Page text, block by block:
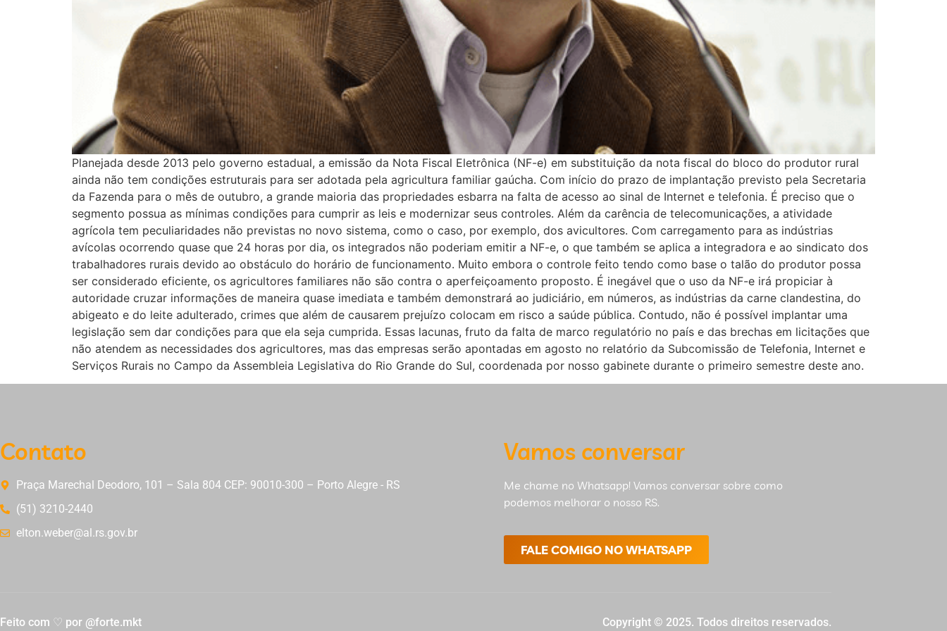
Planejada desde 2013 pelo governo estadual, a emissão da Nota Fiscal Eletrônica (NF-e) em substituição da nota fiscal do bloco do produtor rural
ainda não tem condições estruturais para ser adotada pela agricultura familiar gaúcha. Com início do prazo de implantação previsto pela Secretaria
da Fazenda para o mês de outubro, a grande maioria das propriedades esbarra na falta de acesso ao sinal de Internet e telefonia. É preciso que o
segmento possua as mínimas condições para cumprir as leis e modernizar seus controles. Além da carência de telecomunicações, a atividade
agrícola tem peculiaridades não previstas no novo sistema, como o caso, por exemplo, dos avicultores. Com carregamento para as indústrias
avícolas ocorrendo quase que 24 horas por dia, os integrados não poderiam emitir a NF-e, o que também se aplica a integradora e ao sindicato dos
trabalhadores rurais devido ao obstáculo do horário de funcionamento. Muito embora o controle feito tendo como base o talão do produtor possa
ser considerado eficiente, os agricultores familiares não são contra o aperfeiçoamento proposto. É inegável que o uso da NF-e irá propiciar à
autoridade cruzar informações de maneira quase imediata e também demonstrará ao judiciário, em números, as indústrias da carne clandestina, do
abigeato e do leite adulterado, crimes que além de causarem prejuízo colocam em risco a saúde pública. Contudo, não é possível implantar uma
legislação sem dar condições para que ela seja cumprida. Essas lacunas, fruto da falta de marco regulatório no país e das brechas em licitações que
não atendem as necessidades dos agricultores, mas das empresas serão apontadas em agosto no relatório da Subcomissão de Telefonia, Internet e
Serviços Rurais no Campo da Assembleia Legislativa do Rio Grande do Sul, coordenada por nosso gabinete durante o primeiro semestre deste ano.
Contato
Praça Marechal Deodoro, 101 – Sala 804 CEP: 90010-300 – Porto Alegre - RS
(51) 3210-2440
elton.weber@al.rs.gov.br
Vamos conversar
Me chame no Whatsapp! Vamos conversar sobre como
podemos melhorar o nosso RS.
FALE COMIGO NO WHATSAPP
Feito com ♡ por @forte.mkt Copyright © 2025. Todos direitos reservados.